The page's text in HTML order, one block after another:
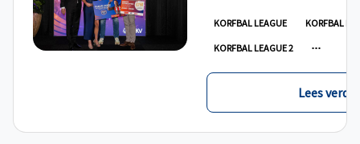
KORFBAL LEAGUE KORFBAL
KORFBAL LEAGUE 2
Lees verder